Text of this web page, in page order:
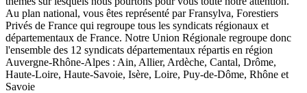
Au plan national, vous êtes représenté par Fransylva, Forestiers
Privés de France qui regroupe tous les syndicats régionaux et
départementaux de France. Notre Union Régionale regroupe donc
l'ensemble des 12 syndicats départementaux répartis en région
Auvergne-Rhône-Alpes : Ain, Allier, Ardèche, Cantal, Drôme,
Haute-Loire, Haute-Savoie, Isère, Loire, Puy-de-Dôme, Rhône et
Savoie